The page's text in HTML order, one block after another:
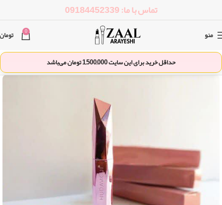
تماس با ما: 09184452339
منو 0 تومان
حداقل خرید برای این سایت1,500,000تومان می‌باشد